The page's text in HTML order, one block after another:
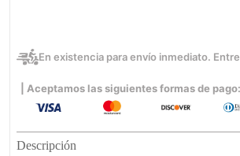
En existencia para envío inmediato.
| Aceptamos las siguientes formas de pago:
Descripción